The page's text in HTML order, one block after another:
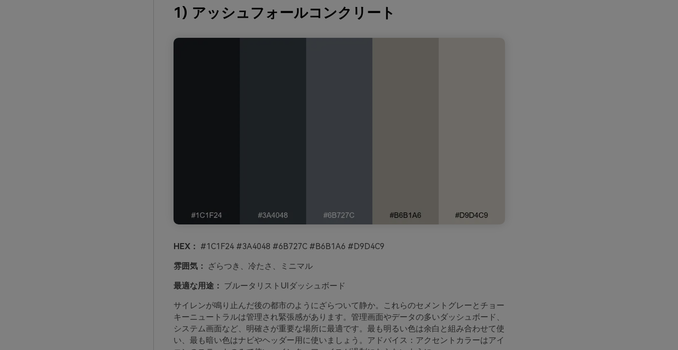
1) アッシュフォールコンクリート
HEX： #1C1F24 #3A4048 #6B727C #B6B1A6 #D9D4C9
雰囲気： ざらつき、冷たさ、ミニマル
最適な用途： ブルータリストUIダッシュボード
サイレンが鳴り止んだ後の都市のようにざらついて静か。これらのセメントグレーとチョー
キーニュートラルは管理され緊張感があります。管理画面やデータの多いダッシュボード、
システム画面など、明確さが重要な場所に最適です。最も明るい色は余白と組み合わせて使
い、最も暗い色はナビやヘッダー用に使いましょう。アドバイス：アクセントカラーはアイ